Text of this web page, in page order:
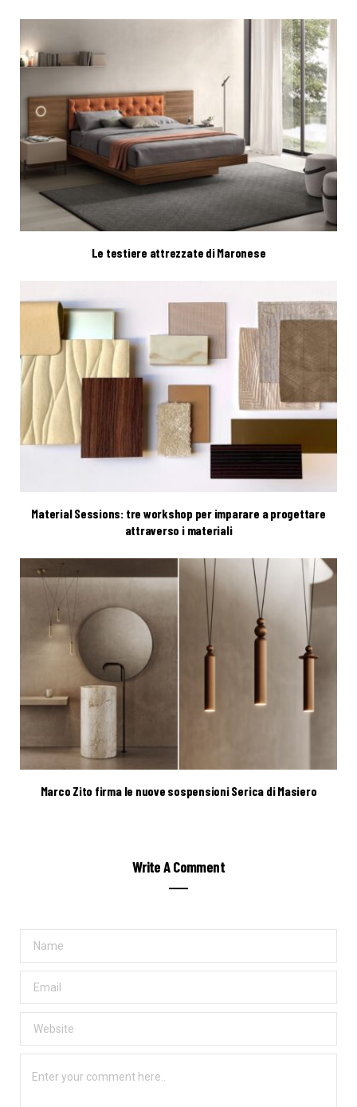
Le testiere attrezzate di Maronese
Material Sessions: tre workshop per imparare a progettare
attraverso i materiali
Marco Zito firma le nuove sospensioni Serica di Masiero
Write A Comment